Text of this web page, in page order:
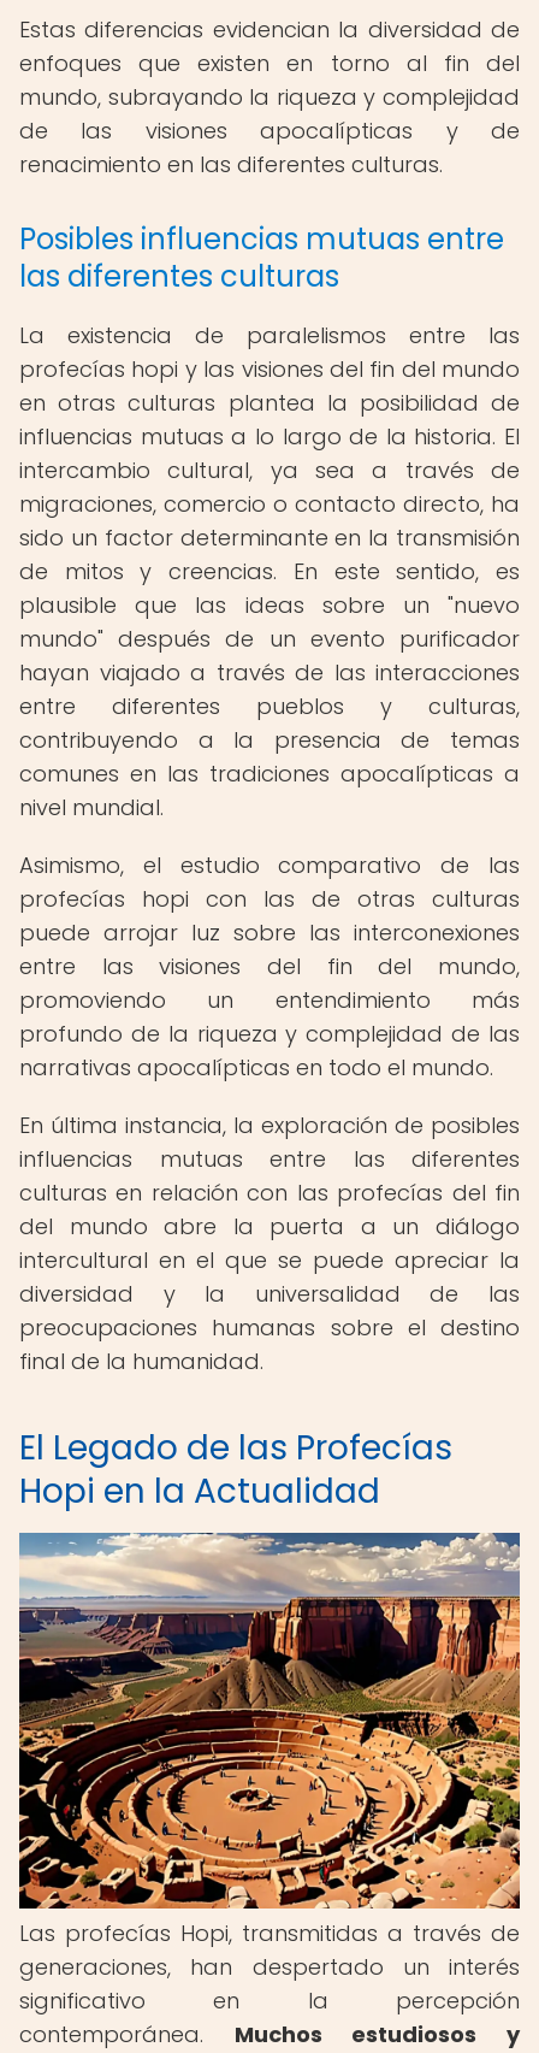
Estas diferencias evidencian la diversidad de
enfoques que existen en torno al fin del
mundo, subrayando la riqueza y complejidad
de las visiones apocalípticas y de
renacimiento en las diferentes culturas.
Posibles influencias mutuas entre
las diferentes culturas
La existencia de paralelismos entre las
profecías hopi y las visiones del fin del mundo
en otras culturas plantea la posibilidad de
influencias mutuas a lo largo de la historia. El
intercambio cultural, ya sea a través de
migraciones, comercio o contacto directo, ha
sido un factor determinante en la transmisión
de mitos y creencias. En este sentido, es
plausible que las ideas sobre un "nuevo
mundo" después de un evento purificador
hayan viajado a través de las interacciones
entre diferentes pueblos y culturas,
contribuyendo a la presencia de temas
comunes en las tradiciones apocalípticas a
nivel mundial.
Asimismo, el estudio comparativo de las
profecías hopi con las de otras culturas
puede arrojar luz sobre las interconexiones
entre las visiones del fin del mundo,
promoviendo un entendimiento más
profundo de la riqueza y complejidad de las
narrativas apocalípticas en todo el mundo.
En última instancia, la exploración de posibles
influencias mutuas entre las diferentes
culturas en relación con las profecías del fin
del mundo abre la puerta a un diálogo
intercultural en el que se puede apreciar la
diversidad y la universalidad de las
preocupaciones humanas sobre el destino
final de la humanidad.
El Legado de las Profecías
Hopi en la Actualidad
Las profecías Hopi, transmitidas a través de
generaciones, han despertado un interés
significativo en la percepción
contemporánea. Muchos estudiosos y